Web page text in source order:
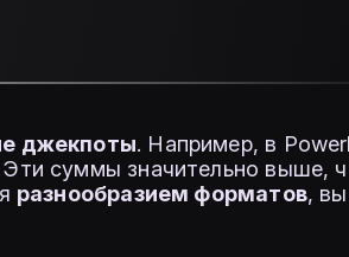
джекпоты. Например, в
Эти суммы значительно выше,
разнообразием форматов,